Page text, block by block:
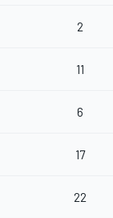
2
11
6
17
22